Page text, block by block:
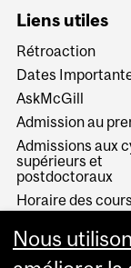
Liens utiles
Rétroaction
Dates
AskMcGill
Admission au
Admissions aux
supérieurs et
postdoctoraux
Horaire des cours
Services aux
Nous